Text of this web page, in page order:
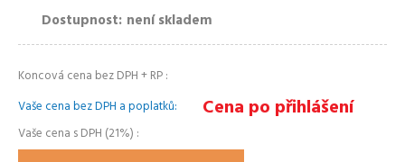
Dostupnost není skladem
Koncová cena bez DPH + RP
Vaše cena bez DPH a poplatků
Cena po přihlášení
Vaše cena s DPH (21%)